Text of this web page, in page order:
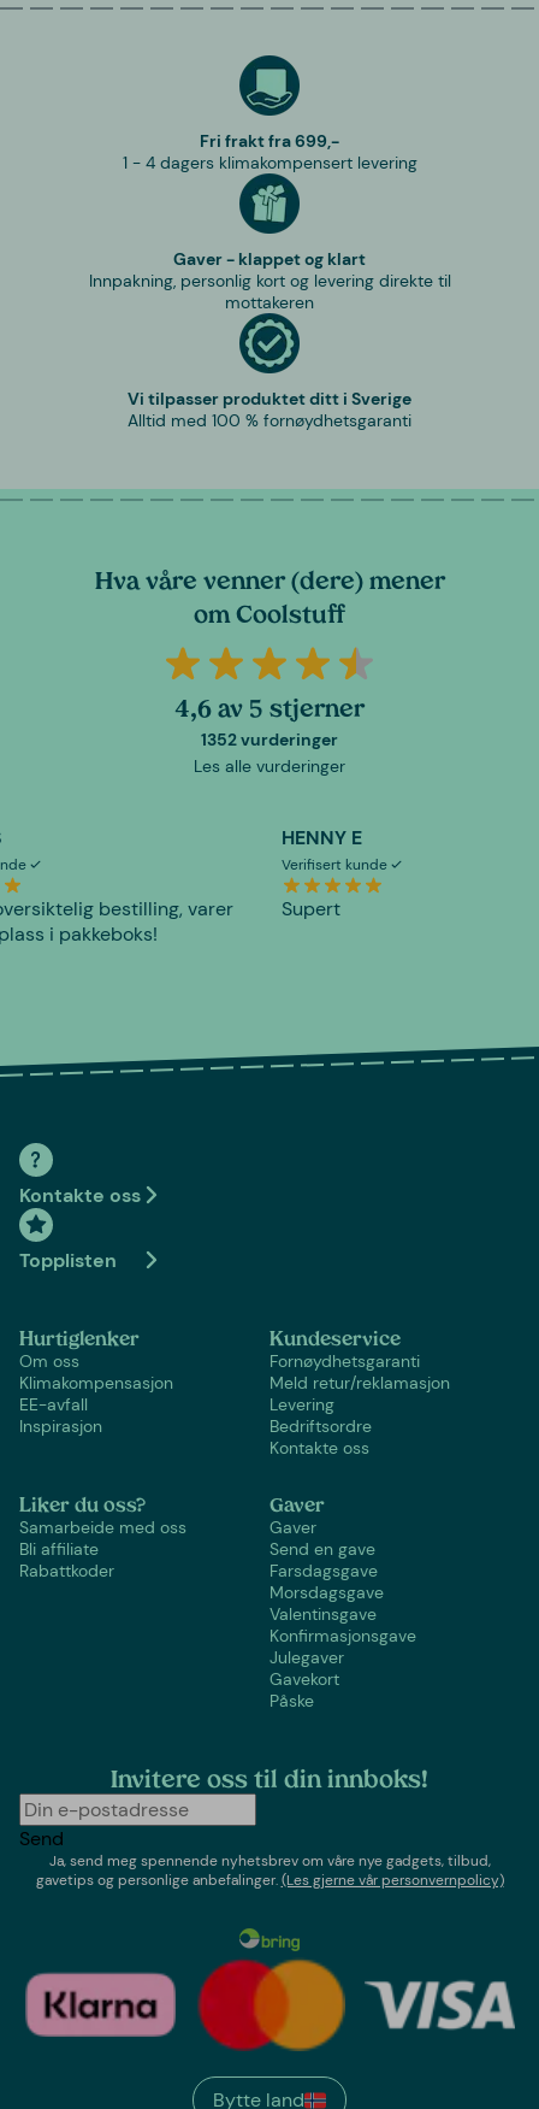
Fri frakt fra 699,-
1 - 4 dagers klimakompensert levering
Gaver - klappet og klart
Innpakning, personlig kort og levering direkte til
mottakeren
Vi tilpasser produktet ditt i Sverige
Alltid med 100 % fornøydhetsgaranti
Hva våre venner (dere) mener
om Coolstuff
4,6 av 5 stjerner
1352 vurderinger
Les alle vurderinger
bestilling, varer
i pakkeboks!
HENNY E
Verifisert kunde
Supert
Kontakte oss
Topplisten
Hurtiglenker
Om oss
Klimakompensasjon
EE-avfall
Inspirasjon
Kundeservice
Fornøydhetsgaranti
Meld retur/reklamasjon
Levering
Bedriftsordre
Kontakte oss
Liker du oss?
Samarbeide med oss
Bli affiliate
Rabattkoder
Gaver
Gaver
Send en gave
Farsdagsgave
Morsdagsgave
Valentinsgave
Konfirmasjonsgave
Julegaver
Gavekort
Påske
Invitere oss til din innboks!
Send
Ja, send meg spennende nyhetsbrev om våre nye gadgets, tilbud,
gavetips og personlige anbefalinger.(Les gjerne vår personvernpolicy)
Bytte land